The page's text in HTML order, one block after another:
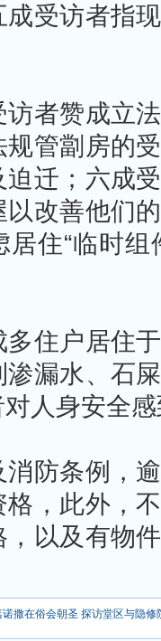
受访者指
者赞成立
管劏房的
迁；六成
改善他们
住“临时组
住户居住
漏水、石
人身安全
防条例，
，此外，
以及有物
诺撒在俗会朝圣 探访堂区与隐修